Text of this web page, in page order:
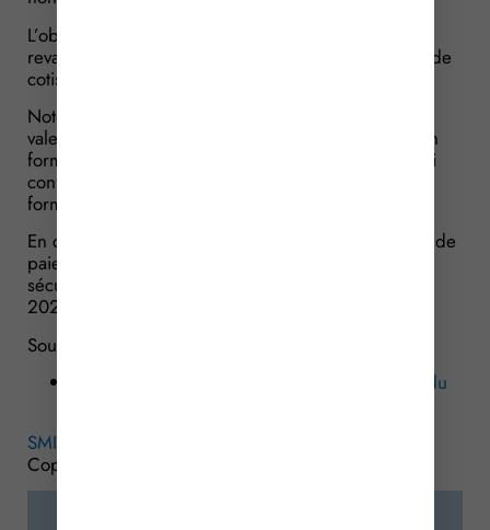
L’objectif est donc de limiter l’impact de la
revalorisation du SMIC sur le coût des allègements de
cotisations.
Notez que ces annonces n’ont pour l’instant aucune
valeur contraignante, et nécessitent une confirmation
formelle via la publication d’un arrêté ministériel qui
confirmera ce gel du paramètre du SMIC dans la
formule de calcul.
En conséquence, employeurs comme gestionnaires de
paie sont invités à la plus grande vigilance pour
sécuriser la paie applicable à compter du 1er juin
2026.
Sources :
Arrêté du 22 mai 2026 relatif au relèvement du
SMIC : une hausse et des conséquences ?
Copyright WebLex